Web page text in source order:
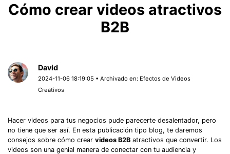
Soporte
Blog
Encuentra más soluciones >
Empieza
Empresa
Cómo crear videos atractivos
B2B
David
2024-11-06 18:19:05 • Archivado en: Efectos de Videos
Creativos
Hacer videos para tus negocios pude parecerte desalentador, pero
no tiene que ser así. En esta publicación tipo blog, te daremos
consejos sobre cómo crear videos B2B atractivos que convertir. Los
videos son una genial manera de conectar con tu audiencia y